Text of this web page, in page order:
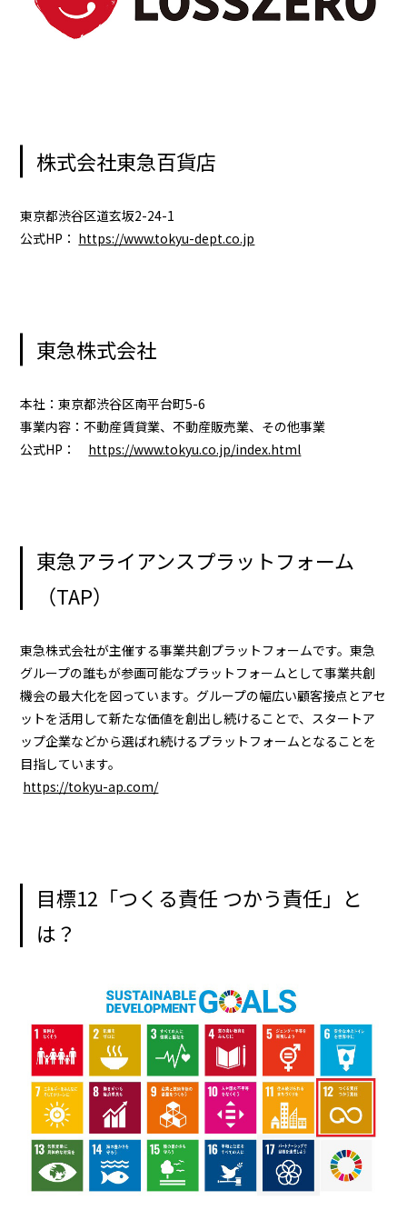
株式会社東急百貨店
東京都渋谷区道玄坂2-24-1
公式HP： https://www.tokyu-dept.co.jp
東急株式会社
本社：東京都渋谷区南平台町5-6
事業内容：不動産賃貸業、不動産販売業、その他事業
公式HP： https://www.tokyu.co.jp/index.html
東急アライアンスプラットフォーム
（TAP）
東急株式会社が主催する事業共創プラットフォームです。東急
グループの誰もが参画可能なプラットフォームとして事業共創
機会の最大化を図っています。グループの幅広い顧客接点とアセ
ットを活用して新たな価値を創出し続けることで、スタートア
ップ企業などから選ばれ続けるプラットフォームとなることを
目指しています。
https://tokyu-ap.com/
目標12「つくる責任 つかう責任」と
は？